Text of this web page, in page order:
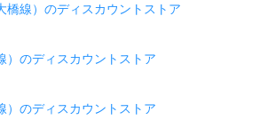
橋線）のディスカウントストア
）のディスカウントストア
）のディスカウントストア